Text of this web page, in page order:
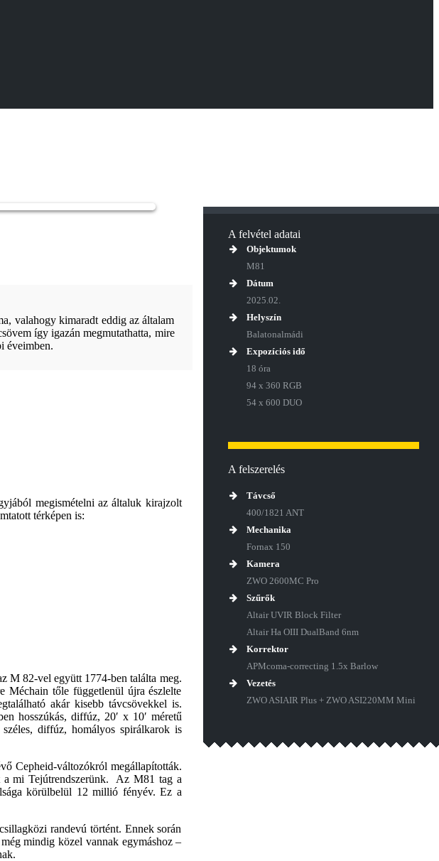
valahogy kimaradt eddig az általam
így igazán megmutathatta, mire
éveimben.
megismételni az általuk kirajzolt
térképen is:
M 82-vel együtt 1774-ben találta meg.
Méchain tőle függetlenül újra észlelte
akár kisebb távcsövekkel is.
hosszúkás, diffúz, 20′ x 10′ méretű
diffúz, homályos spirálkarok is
Cepheid-változókról megállapították.
a mi Tejútrendszerünk. Az M81 tag a
körülbelül 12 millió fényév. Ez a
randevú történt. Ennek során
mindig közel vannak egymáshoz –
A felvétel adatai
Objektumok
M81
Dátum
2025.02.
Helyszín
Balatonalmádi
Expozíciós idő
18 óra
94 x 360 RGB
54 x 600 DUO
A felszerelés
Távcső
400/1821 ANT
Mechanika
Fornax 150
Kamera
ZWO 2600MC Pro
Szűrők
Altair UVIR Block Filter
Altair Ha OIII DualBand 6nm
Korrektor
APMcoma-correcting 1.5x Barlow
Vezetés
ZWO ASIAIR Plus + ZWO ASI220MM Mini